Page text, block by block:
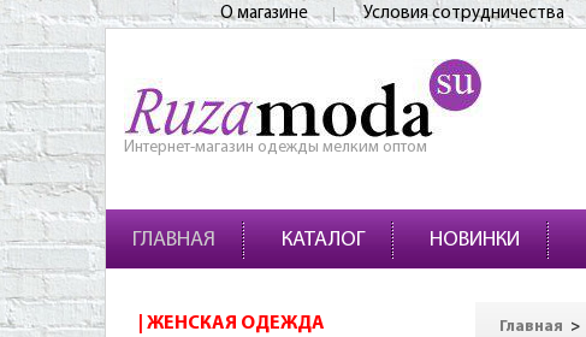
О магазине Условия сотрудничества
Интернет-магазин одежды мелким оптом
ГЛАВНАЯ КАТАЛОГ НОВИНКИ
ЖЕНСКАЯ ОДЕЖДА Главная >